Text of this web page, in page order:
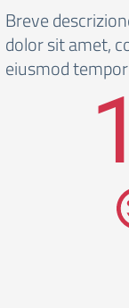
Breve
dolor sit amet,
eiusmod